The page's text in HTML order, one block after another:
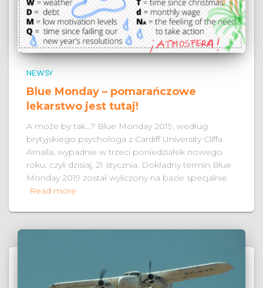
NEWSY
Blue Monday – pomarańczowe
lekarstwo jest tutaj!
A może by tak…? Blue Monday 2019, według
brytyjskiego psychologa z Cardiff University Cliffa
Arnalla, wypadnie w trzeci poniedziałek nowego
roku, czyli dzisiaj, 21 stycznia. Dokładny termin Blue
Monday 2019 został wyliczony na bazie specjalnie
Read more